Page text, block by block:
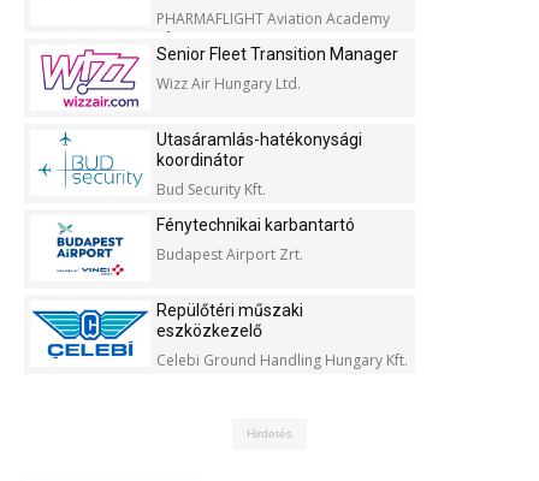
PHARMAFLIGHT Aviation Academy
Kft.
Senior Fleet Transition Manager
Wizz Air Hungary Ltd.
Utasáramlás-hatékonysági
koordinátor
Bud Security Kft.
Fénytechnikai karbantartó
Budapest Airport Zrt.
Repülőtéri műszaki
eszközkezelő
Celebi Ground Handling Hungary Kft.
Hirdetés